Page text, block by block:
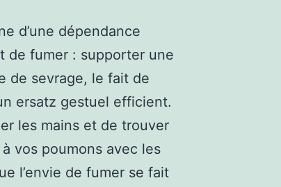
d’une dépendance
de fumer : supporter une
de sevrage, le fait de
ersatz gestuel efficient.
les mains et de trouver
vos poumons avec les
l’envie de fumer se fait